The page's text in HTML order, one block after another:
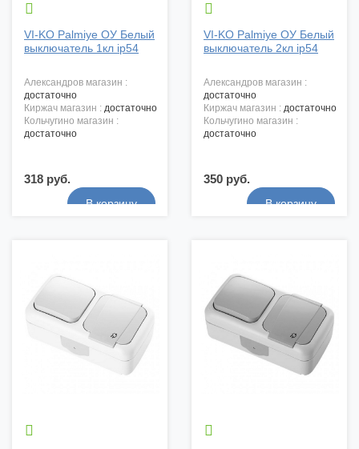

VI-KO Palmiye ОУ Белый
выключатель 1кл ip54
александров магазин :
достаточно
киржач магазин : достаточно
кольчугино магазин :
достаточно
318 руб.

VI-KO Palmiye ОУ Белый
выключатель 2кл ip54
александров магазин :
достаточно
киржач магазин : достаточно
кольчугино магазин :
достаточно
350 руб.
 